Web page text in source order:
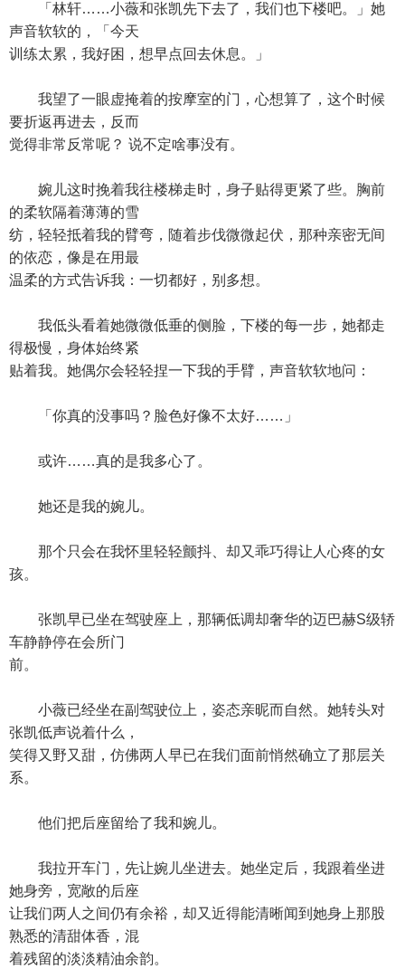
「林轩……小薇和张凯先下去了，我们也下楼吧。」她
声音软软的，「今天
训练太累，我好困，想早点回去休息。」
我望了一眼虚掩着的按摩室的门，心想算了，这个时候
要折返再进去，反而
觉得非常反常呢？ 说不定啥事没有。
婉儿这时挽着我往楼梯走时，身子贴得更紧了些。胸前
的柔软隔着薄薄的雪
纺，轻轻抵着我的臂弯，随着步伐微微起伏，那种亲密无间
的依恋，像是在用最
温柔的方式告诉我：一切都好，别多想。
我低头看着她微微低垂的侧脸，下楼的每一步，她都走
得极慢，身体始终紧
贴着我。她偶尔会轻轻捏一下我的手臂，声音软软地问：
「你真的没事吗？脸色好像不太好……」
或许……真的是我多心了。
她还是我的婉儿。
那个只会在我怀里轻轻颤抖、却又乖巧得让人心疼的女
孩。
张凯早已坐在驾驶座上，那辆低调却奢华的迈巴赫S级轿
车静静停在会所门
前。
小薇已经坐在副驾驶位上，姿态亲昵而自然。她转头对
张凯低声说着什么，
笑得又野又甜，仿佛两人早已在我们面前悄然确立了那层关
系。
他们把后座留给了我和婉儿。
我拉开车门，先让婉儿坐进去。她坐定后，我跟着坐进
她身旁，宽敞的后座
让我们两人之间仍有余裕，却又近得能清晰闻到她身上那股
熟悉的清甜体香，混
着残留的淡淡精油余韵。